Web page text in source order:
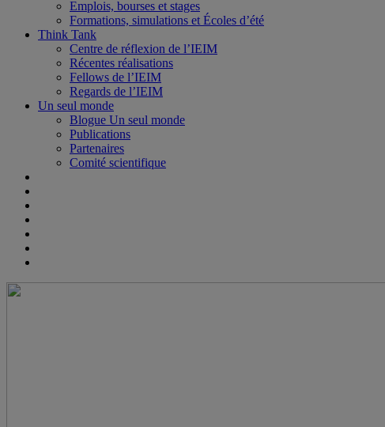
Emplois, bourses et stages
Formations, simulations et Écoles d’été
Think Tank
Centre de réflexion de l’IEIM
Récentes réalisations
Fellows de l’IEIM
Regards de l’IEIM
Un seul monde
Blogue Un seul monde
Publications
Partenaires
Comité scientifique